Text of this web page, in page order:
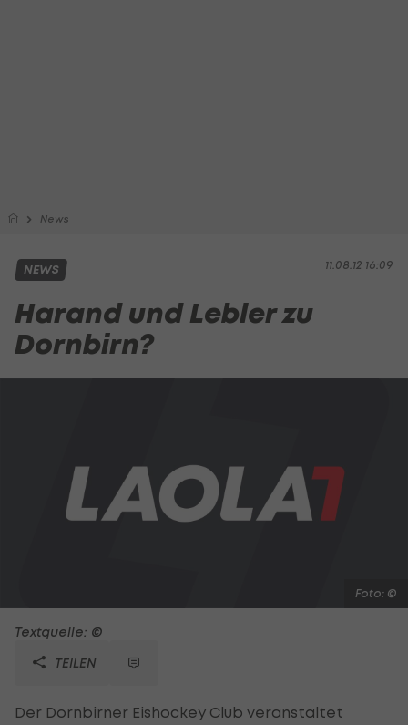
News
11.08.12 16:09
NEWS
Harand und Lebler zu
Dornbirn?
Foto: ©
Textquelle: ©
TEILEN
Der Dornbirner Eishockey Club veranstaltet